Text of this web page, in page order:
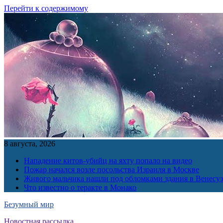
Перейти к содержимому
8 августа, 2026
Нападение китов-убийц на яхту попало на видео
Пожар начался возле посольства Израиля в Москве
Живого мальчика нашли под обломками здания в
Что известно о теракте в Монако
Безумный мир
Новостная рассылка